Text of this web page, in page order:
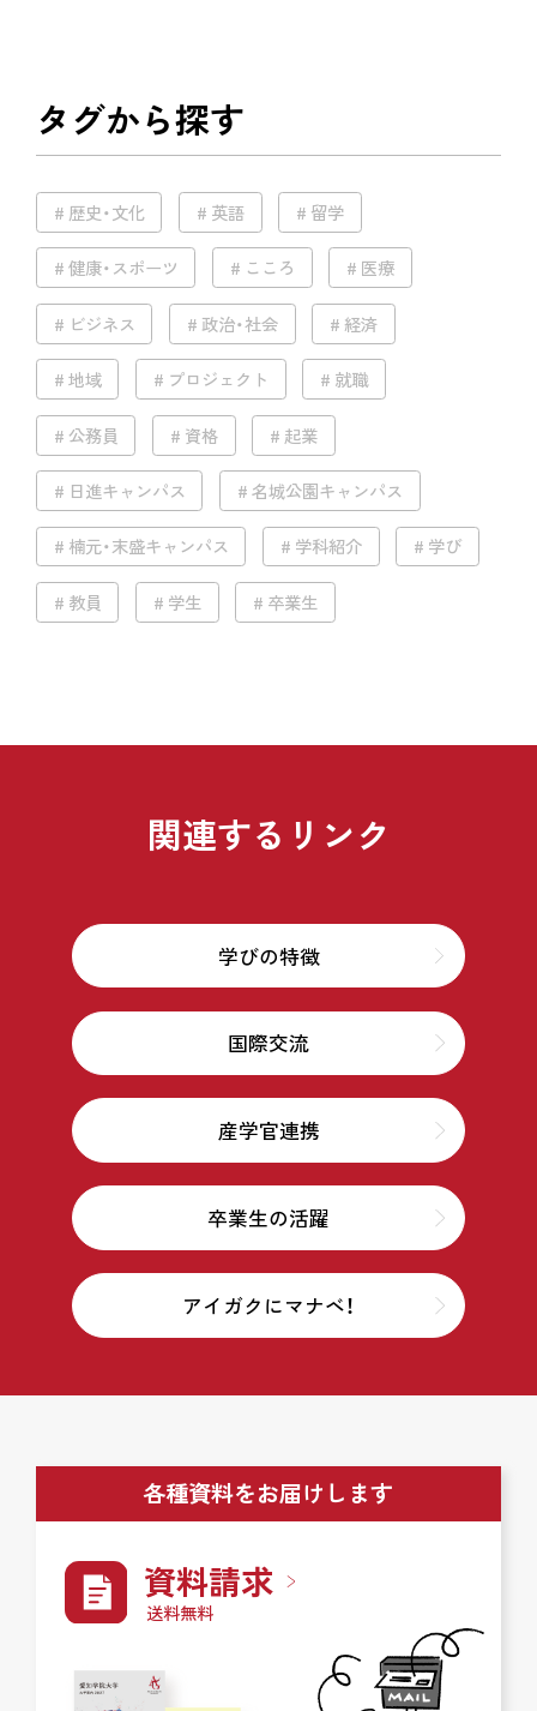
タグから探す
歴史・文化 英語 留学
健康・スポーツ こころ 医療
ビジネス 政治・社会 経済
地域 プロジェクト 就職
公務員 資格 起業
日進キャンパス 名城公園キャンパス
楠元・末盛キャンパス 学科紹介 学び
教員 学生 卒業生
関連するリンク
学びの特徴
国際交流
産学官連携
卒業生の活躍
アイガクにマナベ！
各種資料をお届けします
資料請求
送料無料